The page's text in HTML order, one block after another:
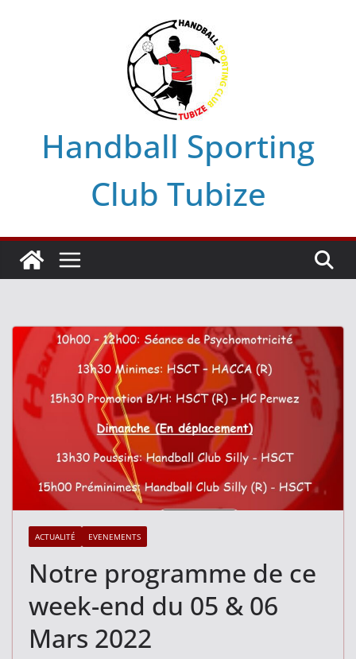
Handball Sporting
Club Tubize
ACTUALITÉ EVENEMENTS
Notre programme de ce
week-end du 05 & 06
Mars 2022